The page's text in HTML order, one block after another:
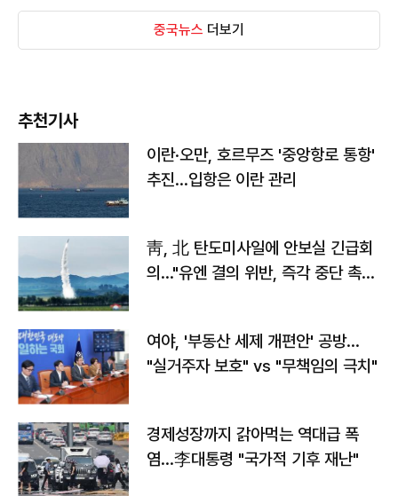
중국뉴스 더보기
추천기사
이란·오만, 호르무즈 '중앙항로 통항'
추진…입항은 이란 관리
靑, 北 탄도미사일에 안보실 긴급회
의…"유엔 결의 위반, 즉각 중단 촉
여야, '부동산 세제 개편안' 공방…
"실거주자 보호" vs "무책임의 극치"
경제성장까지 갉아먹는 역대급 폭
염…李대통령 "국가적 기후 재난"